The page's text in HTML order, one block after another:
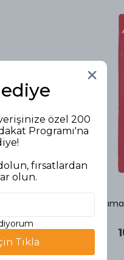
220 ml
Art
özel 200
Programı'na
fırsatlardan
olun.
Tıkla